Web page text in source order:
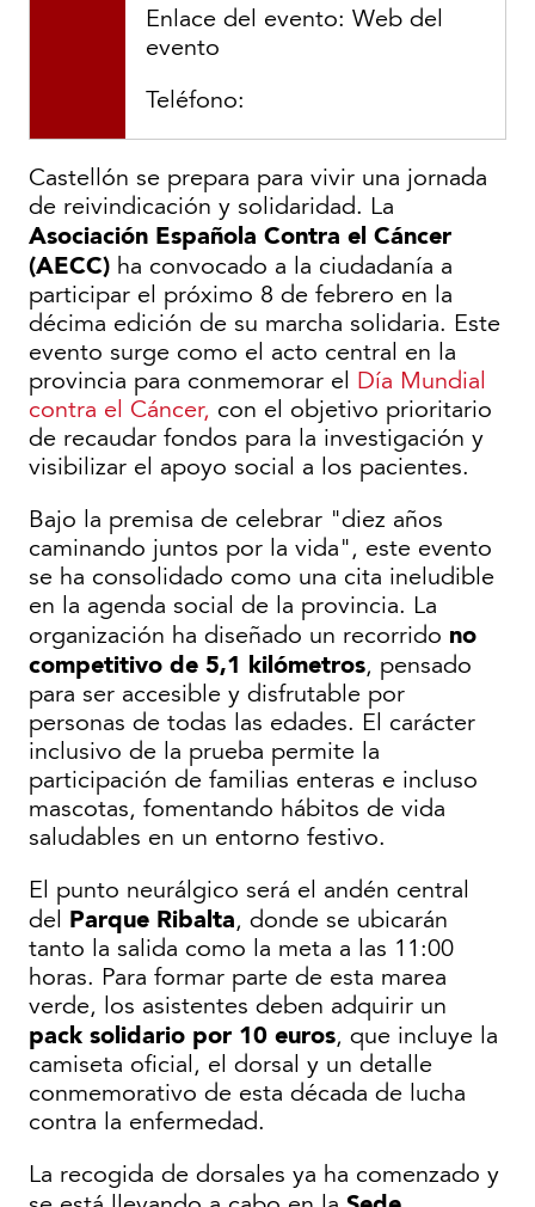
Enlace del evento: Web del
evento
Teléfono:
Castellón se prepara para vivir una jornada
de reivindicación y solidaridad. La
Asociación Española Contra el Cáncer
(AECC) ha convocado a la ciudadanía a
participar el próximo 8 de febrero en la
décima edición de su marcha solidaria. Este
evento surge como el acto central en la
provincia para conmemorar el Día Mundial
contra el Cáncer, con el objetivo prioritario
de recaudar fondos para la investigación y
visibilizar el apoyo social a los pacientes.
Bajo la premisa de celebrar "diez años
caminando juntos por la vida", este evento
se ha consolidado como una cita ineludible
en la agenda social de la provincia. La
organización ha diseñado un recorrido no
competitivo de 5,1 kilómetros, pensado
para ser accesible y disfrutable por
personas de todas las edades. El carácter
inclusivo de la prueba permite la
participación de familias enteras e incluso
mascotas, fomentando hábitos de vida
saludables en un entorno festivo.
El punto neurálgico será el andén central
del Parque Ribalta, donde se ubicarán
tanto la salida como la meta a las 11:00
horas. Para formar parte de esta marea
verde, los asistentes deben adquirir un
pack solidario por 10 euros, que incluye la
camiseta oficial, el dorsal y un detalle
conmemorativo de esta década de lucha
contra la enfermedad.
La recogida de dorsales ya ha comenzado y